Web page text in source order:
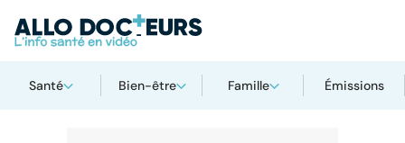
Santé Bien-être Famille Émissions